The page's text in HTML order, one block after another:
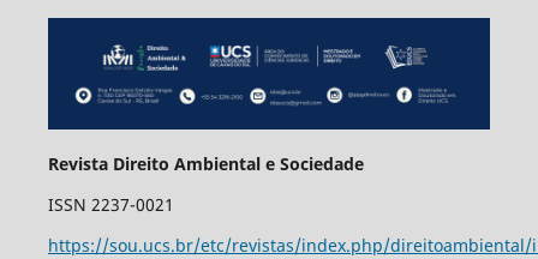
Revista Direito Ambiental e Sociedade
ISSN 2237-0021
https://sou.ucs.br/etc/revistas/index.php/direitoambiental/